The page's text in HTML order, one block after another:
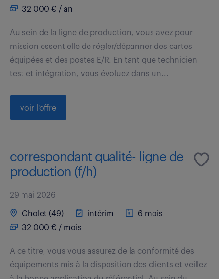
32 000 € / an
Au sein de la ligne de production, vous avez pour
mission essentielle de régler/dépanner des cartes
équipées et des postes E/R. En tant que technicien
test et intégration, vous évoluez dans un...
voir l'offre
correspondant qualité- ligne de
production (f/h)
29 mai 2026
Cholet (49) intérim
6 mois
32 000 € / mois
A ce titre, vous vous assurez de la conformité des
équipements mis à la disposition des clients et veillez